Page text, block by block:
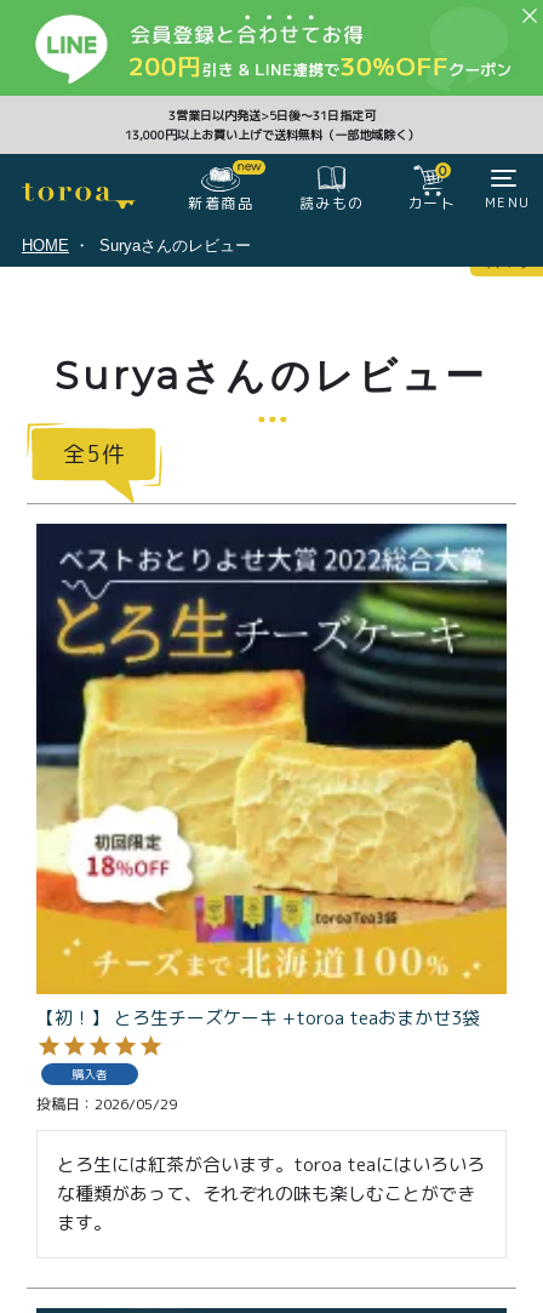
3営業日以内発送>5日後〜31日指定可
13,000円以上お買い上げで送料無料（一部地域除く）
新着商品 読みもの
0
カート MENU
CLOSE
0
注文履歴 会員登録情報 ポイント
商品一覧
とろ生ガトーショコラ
とろ生 まとめ買いお得
セット
お中元
紅茶toroaTea
焼き菓子
メルマガ会員様限定
toroa夏のアウトレッ
とろ生チーズケーキ
濃抹茶とろ生ガトーシ
ョコラ
とろ生シュー
クッキー缶
紅茶toroaTeaギフト
お誕生日セット
手さげ袋
季節限定
価格別
¥2,000〜¥3,999
¥6,000〜
〜¥1,999
¥4,000〜¥5,999
HOME Suryaさんのレビュー
Suryaさんのレビュー
5
【初！】 とろ生チーズケーキ +toroa teaおまかせ3袋
購入者
投稿日 2026/05/29
とろ生には紅茶が合います。toroa teaにはいろいろ
な種類があって、それぞれの味も楽しむことができ
ます。